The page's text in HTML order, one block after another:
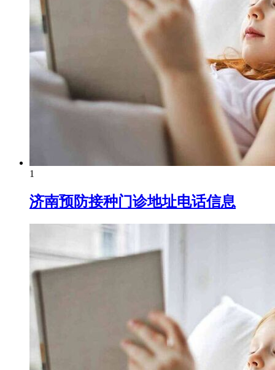
1
济南预防接种门诊地址电话信息